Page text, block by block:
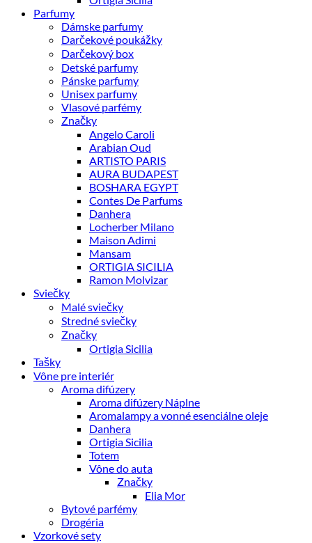
Parfumy
Dámske parfumy
Darčekové poukážky
Darčekový box
Detské parfumy
Pánske parfumy
Unisex parfumy
Vlasové parfémy
Značky
Angelo Caroli
Arabian Oud
ARTISTO PARIS
AURA BUDAPEST
BOSHARA EGYPT
Contes De Parfums
Danhera
Locherber Milano
Maison Adimi
Mansam
ORTIGIA SICILIA
Ramon Molvizar
Sviečky
Malé sviečky
Stredné sviečky
Značky
Ortigia Sicilia
Tašky
Vône pre interiér
Aroma difúzery
Aroma difúzery Náplne
Aromalampy a vonné esenciálne oleje
Danhera
Ortigia Sicilia
Totem
Vône do auta
Značky
Elia Mor
Bytové parfémy
Drogéria
Vzorkové sety